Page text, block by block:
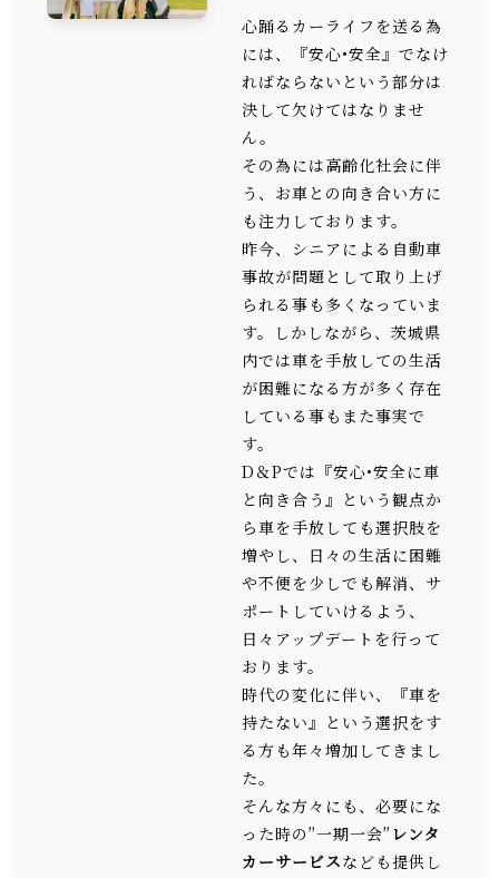
心踊るカーライフを送る為
には、『安心•安全』でなけ
ればならないという部分は
決して欠けてはなりませ
ん。
その為には高齢化社会に伴
う、お車との向き合い方に
も注力しております。
昨今、シニアによる自動車
事故が問題として取り上げ
られる事も多くなっていま
す。しかしながら、茨城県
内では車を手放しての生活
が困難になる方が多く存在
している事もまた事実で
す。
D＆Pでは『安心•安全に車
と向き合う』という観点か
ら車を手放しても選択肢を
増やし、日々の生活に困難
や不便を少しでも解消、サ
ポートしていけるよう、
日々アップデートを行って
おります。
時代の変化に伴い、『車を
持たない』という選択をす
る方も年々増加してきまし
た。
そんな方々にも、必要にな
った時の″一期一会″ レンタ
カーサービスなども提供し